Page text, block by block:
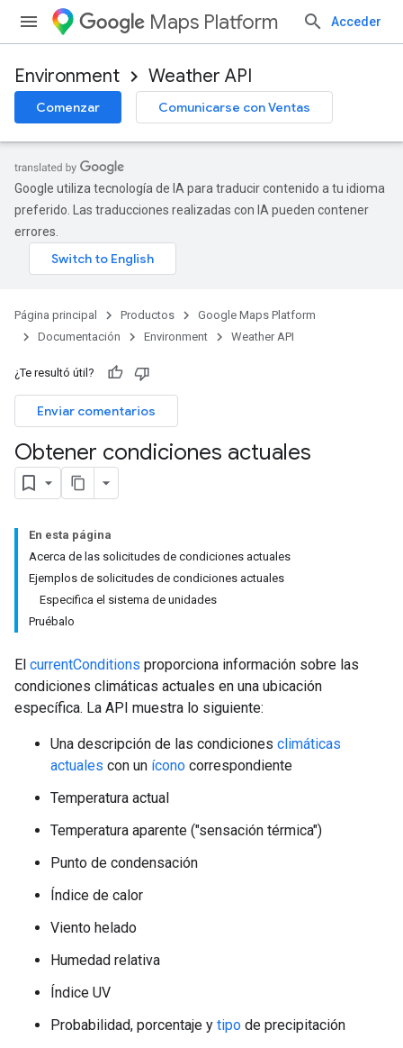
Maps Platform Acceder
Environment Weather API
Comenzar Comunicarse con Ventas
Google utiliza tecnología de IA para traducir contenido a tu idioma
preferido. Las traducciones realizadas con IA pueden contener
errores.
Página principal Productos
Google Maps Platform
Documentación
Environment Weather API
¿Te resultó útil?
Enviar comentarios
Obtener condiciones actuales
En esta página
Acerca de las solicitudes de condiciones actuales
Ejemplos de solicitudes de condiciones actuales
Especifica el sistema de unidades
Pruébalo
El currentConditions proporciona información sobre las
condiciones climáticas actuales en una ubicación
específica. La API muestra lo siguiente:
Una descripción de las condiciones climáticas
actuales con un ícono correspondiente
Temperatura actual
Temperatura aparente ("sensación térmica")
Punto de condensación
Índice de calor
Viento helado
Humedad relativa
Índice UV
Probabilidad, porcentaje y tipo de precipitación